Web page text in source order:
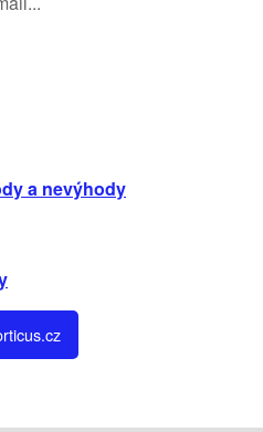
a nevýhody